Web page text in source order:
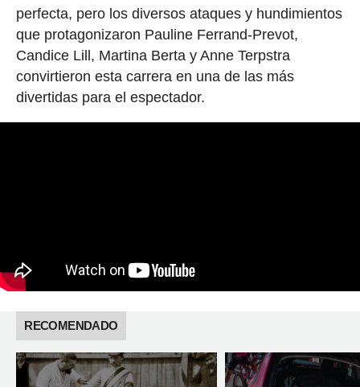
perfecta, pero los diversos ataques y hundimientos
que protagonizaron Pauline Ferrand-Prevot,
Candice Lill, Martina Berta y Anne Terpstra
convirtieron esta carrera en una de las más
divertidas para el espectador.
RECOMENDADO